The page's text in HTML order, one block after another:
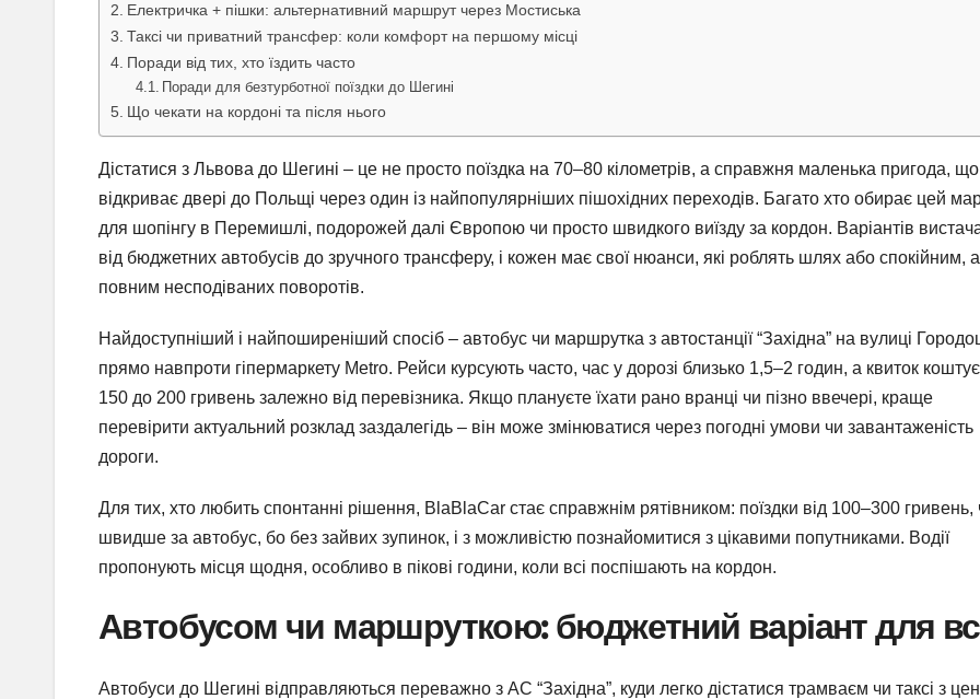
Електричка + пішки: альтернативний маршрут через Мостиська
Таксі чи приватний трансфер: коли комфорт на першому місці
Поради від тих, хто їздить часто
Поради для безтурботної поїздки до Шегині
Що чекати на кордоні та після нього
Дістатися з Львова до Шегині – це не просто поїздка на 70–80 кілометрів, а справжня маленька пригода, що
відкриває двері до Польщі через один із найпопулярніших пішохідних переходів. Багато хто обирає цей
для шопінгу в Перемишлі, подорожей далі Європою чи просто швидкого виїзду за кордон. Варіантів
від бюджетних автобусів до зручного трансферу, і кожен має свої нюанси, які роблять шлях або спокійним,
повним несподіваних поворотів.
Найдоступніший і найпоширеніший спосіб – автобус чи маршрутка з автостанції “Західна” на вулиці
прямо навпроти гіпермаркету Metro. Рейси курсують часто, час у дорозі близько 1,5–2 годин, а квиток коштує
150 до 200 гривень залежно від перевізника. Якщо плануєте їхати рано вранці чи пізно ввечері, краще
перевірити актуальний розклад заздалегідь – він може змінюватися через погодні умови чи завантаженість
дороги.
Для тих, хто любить спонтанні рішення, BlaBlaCar стає справжнім рятівником: поїздки від 100–300 гривень,
швидше за автобус, бо без зайвих зупинок, і з можливістю познайомитися з цікавими попутниками. Водії
пропонують місця щодня, особливо в пікові години, коли всі поспішають на кордон.
Автобусом чи маршруткою: бюджетний варіант для
Автобуси до Шегині відправляються переважно з АС “Західна”, куди легко дістатися трамваєм чи таксі з